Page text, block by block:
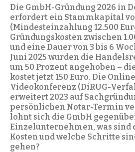
Die GmbH-Gründung 2026 in
erfordert ein Stammkapital
(Mindesteinzahlung 12.500
Gründungskosten zwischen
und eine Dauer von 3 bis 6
Juni 2025 wurden die
um 50 Prozent angehoben –
kostet jetzt 150 Euro. Die
Videokonferenz (DiRUG-
erweitert 2023 auf
persönlichen Notar-Termin
lohnt sich die GmbH
Einzelunternehmen, was sind
Kosten und welche Schritte
gehen?